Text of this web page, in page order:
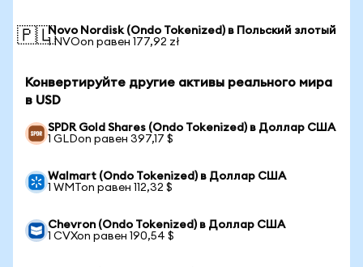
🇵🇱Novo Nordisk (Ondo Tokenized) в Польский злотый
1 NVOon равен 177,92 zł
Конвертируйте другие активы реального мира
в USD
SPDR Gold Shares (Ondo Tokenized) в Доллар США
1 GLDon равен 397,17 $
Walmart (Ondo Tokenized) в Доллар США
1 WMTon равен 112,32 $
Chevron (Ondo Tokenized) в Доллар США
1 CVXon равен 190,54 $